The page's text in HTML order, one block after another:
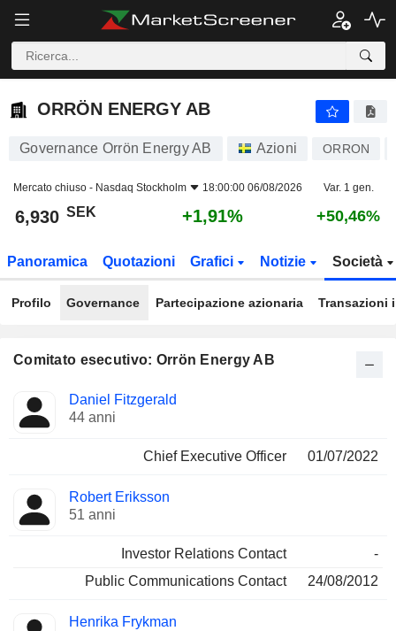
ORRÖN ENERGY AB
ORRÖN ENERGY AB
Governance Orrön Energy AB Azioni ORRON
Mercato chiuso - Nasdaq Stockholm 18:00:00 06/08/2026 Var. 1 gen.
6,930 SEK +1,91% +50,46%
Panoramica Quotazioni Grafici Notizie Società
Profilo Governance Partecipazione azionaria Transazioni
Comitato esecutivo: Orrön Energy AB
Manager
Posizioni
ricoperte
Daniel Fitzgerald
44 anni
Chief Executive Officer 01/07/2022
Robert Eriksson
51 anni
Investor Relations Contact
-
Public Communications Contact
24/08/2012
Henrika Frykman